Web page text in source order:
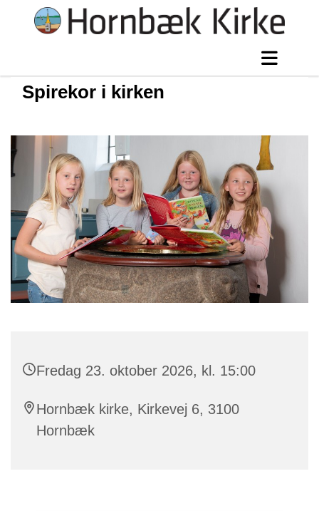
Spirekor i kirken
Fredag 23. oktober 2026, kl. 15:00
Hornbæk kirke, Kirkevej 6, 3100
Hornbæk